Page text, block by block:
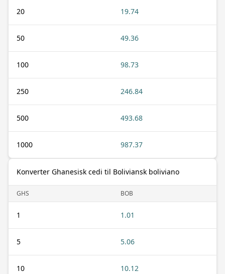
20 19.74
50 49.36
100 98.73
250 246.84
500 493.68
1000 987.37
Konverter Ghanesisk cedi til Boliviansk boliviano
GHS BOB
1 1.01
5 5.06
10 10.12